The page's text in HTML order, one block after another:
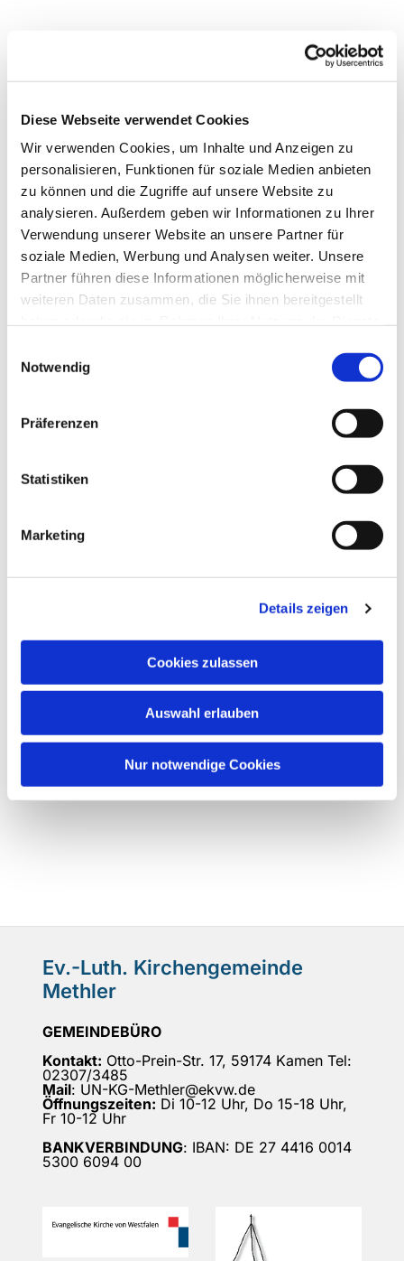
Diese Webseite verwendet Cookies
Wir verwenden Cookies, um Inhalte und Anzeigen zu
personalisieren, Funktionen für soziale Medien anbieten
zu können und die Zugriffe auf unsere Website zu
analysieren. Außerdem geben wir Informationen zu Ihrer
Verwendung unserer Website an unsere Partner für
soziale Medien, Werbung und Analysen weiter. Unsere
Partner führen diese Informationen möglicherweise mit
weiteren Daten zusammen, die Sie ihnen bereitgestellt
Notwendig
Präferenzen
Statistiken
Marketing
Details zeigen
Cookies zulassen
Auswahl erlauben
Nur notwendige Cookies
Ev.-Luth. Kirchengemeinde
Methler
GEMEINDEBÜRO
Kontakt: Otto-Prein-Str. 17, 59174 Kamen Tel:
02307/3485
Mail: UN-KG-Methler@ekvw.de
Öffnungszeiten: Di 10-12 Uhr, Do 15-18 Uhr,
Fr 10-12 Uhr
BANKVERBINDUNG: IBAN: DE 27 4416 0014
5300 6094 00